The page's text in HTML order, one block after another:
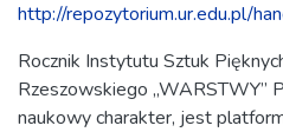
http://repozytorium.ur.edu.pl/
Rocznik Instytutu Sztuk
Rzeszowskiego „WARSTWY”
naukowy charakter, jest